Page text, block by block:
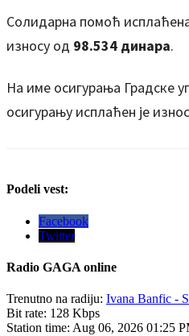
Солидарна помоћ
износу од 98.534 динара.
На име осигурања Градске
осигурању исплаћен је
Podeli vest:
Facebook
Twitter
Radio GAGA online
Trenutno na radiju: Ivana Banfic -
Bit rate: 128 Kbps
Station time: Aug 06, 2026 01:25